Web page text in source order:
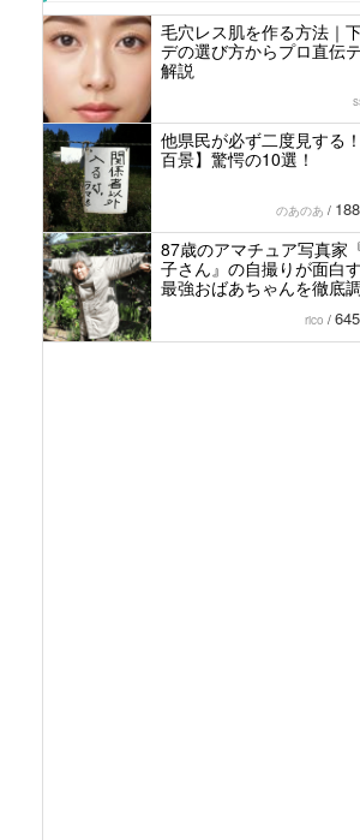
毛穴レス肌を作る方法｜
デの選び方からプロ直伝
解説
他県民が必ず二度見する
百景】驚愕の10選！
のあのあ /
87歳のアマチュア写真家
子さん』の自撮りが面白
最強おばあちゃんを徹底
rico /